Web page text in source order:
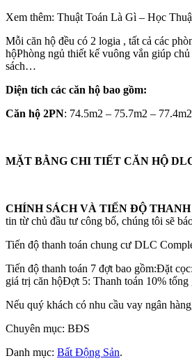
Xem thêm: Thuật Toán Là Gì – Học
Mỗi căn hộ đều có 2 logia , tất cả các
hộPhòng ngủ thiết kế vuông vắn giúp
sách…
Diện tích các căn hộ bao gồm:
Căn hộ 2PN: 74.5m2 – 75.7m2 – 77.4m2
MẶT BẰNG CHI TIẾT CĂN HỘ
CHÍNH SÁCH VÀ TIẾN ĐỘ
tin từ chủ đầu tư công bố, chúng tôi sẽ
Tiến độ thanh toán chung cư DLC
Tiến độ thanh toán 7 đợt bao gồm:Đặt
giá trị căn hộĐợt 5: Thanh toán 10%
Nếu quý khách có nhu cầu vay ngân
Chuyên mục: BĐS
Danh mục: Bất Động Sản.